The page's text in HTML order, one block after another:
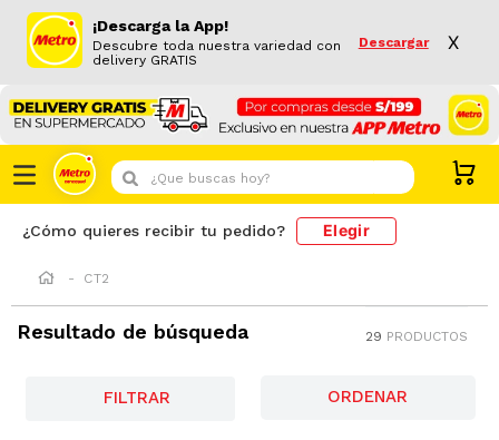
¡Descarga la App!
Descubre toda nuestra variedad con
delivery GRATIS
Descargar X
¿Que buscas hoy?
¿Cómo quieres recibir tu pedido? Elegir
CT2
Resultado de búsqueda 29 PRODUCTOS
FILTRAR